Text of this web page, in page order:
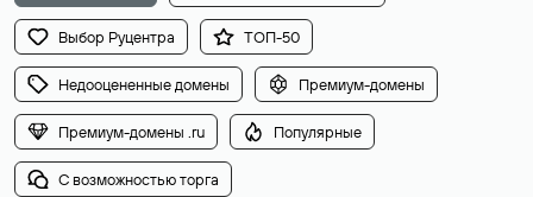
Выбор Руцентра ТОП-50
Недооцененные домены Премиум-домены
Премиум-домены .ru Популярные
С возможностью торга